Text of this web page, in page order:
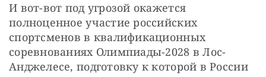
И вот-вот под угрозой окажется
полноценное участие российских
спортсменов в квалификационных
соревнованиях Олимпиады-2028 в Лос-
Анджелесе, подготовку к которой в России